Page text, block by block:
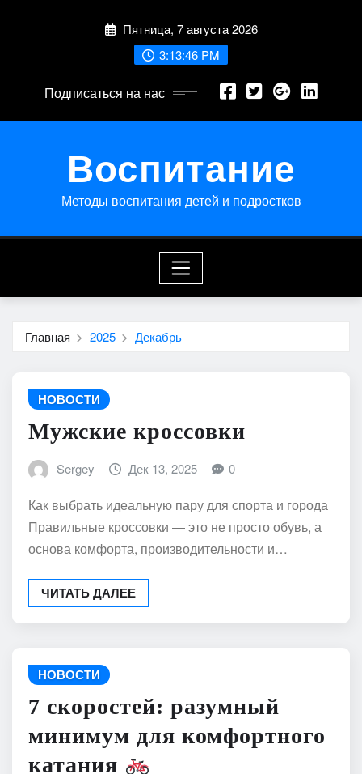
Пятница, 7 августа 2026
3:13:46 PM
Подписаться на нас
Воспитание
Методы воспитания детей и подростков
Главная 2025 Декабрь
НОВОСТИ
Мужские кроссовки
Sergey Дек 13, 2025 0
Как выбрать идеальную пару для спорта и города
Правильные кроссовки — это не просто обувь, а
основа комфорта, производительности и…
ЧИТАТЬ ДАЛЕЕ
НОВОСТИ
7 скоростей: разумный
минимум для комфортного
катания